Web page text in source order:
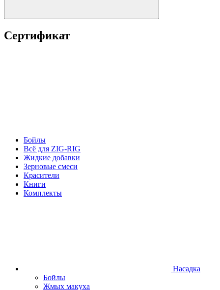
Сертификат
Бойлы
Всё для ZIG-RIG
Жидкие добавки
Зерновые смеси
Красители
Книги
Комплекты
Насадка
Бойлы
Жмых макуха